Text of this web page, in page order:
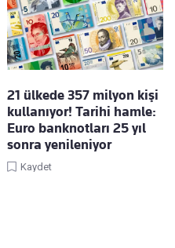
21 ülkede 357 milyon kişi
kullanıyor! Tarihi hamle:
Euro banknotları 25 yıl
sonra yenileniyor
Kaydet